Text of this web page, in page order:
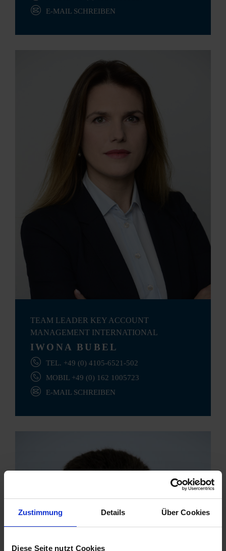
Zustimmung Details Über Cookies
Diese Seite nutzt Cookies
E-MAIL SCHREIBEN
TEAM LEADER KEY ACCOUNT
MANAGEMENT INTERNATIONAL
IWONA BUBEL
TEL. +49 (0) 4105-6521-502
MOBIL +49 (0) 162 1005723
E-MAIL SCHREIBEN